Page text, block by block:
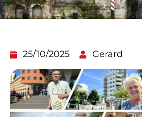
25/10/2025
Gerard